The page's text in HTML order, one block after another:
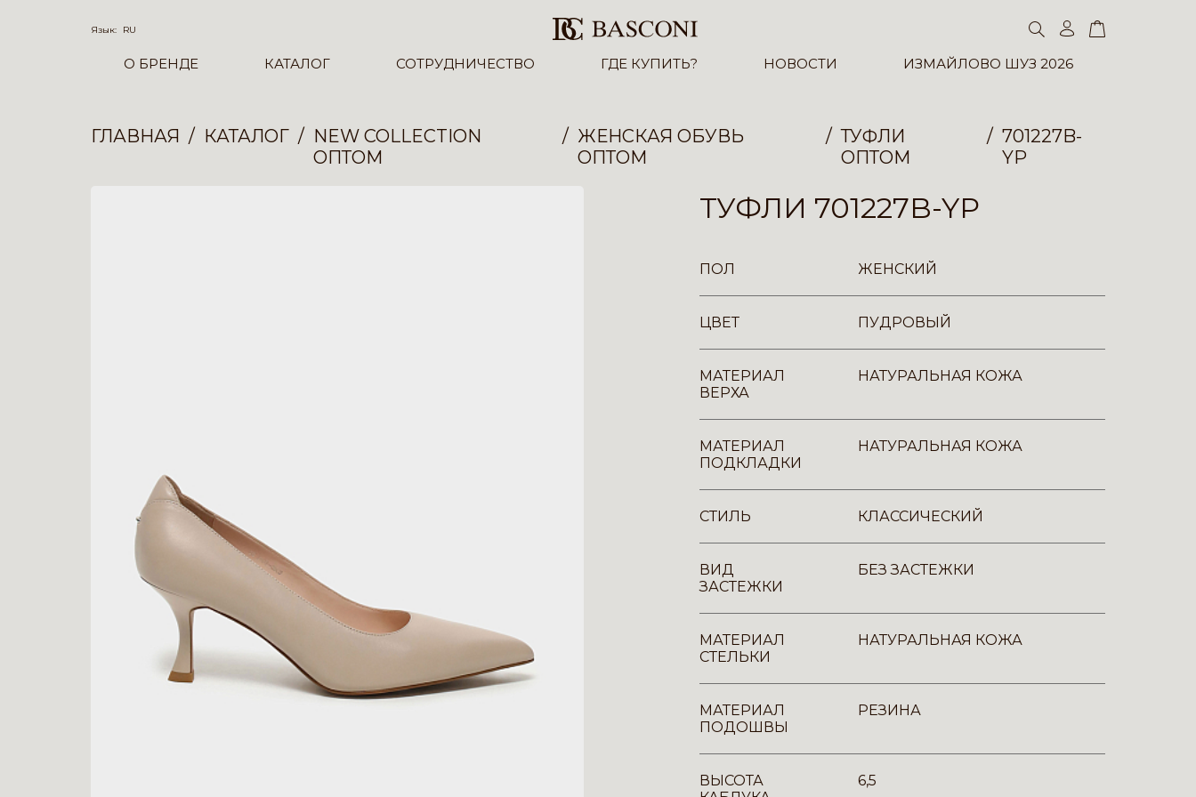
Язык: RU
О БРЕНДЕ КАТАЛОГ СОТРУДНИЧЕСТВО ГДЕ КУПИТЬ? НОВОСТИ ИЗМАЙЛОВО ШУЗ 2026
ГЛАВНАЯ КАТАЛОГ
NEW COLLECTION
ОПТОМ
ЖЕНСКАЯ ОБУВЬ
ОПТОМ
ТУФЛИ
ОПТОМ
701227B-
YP
ТУФЛИ 701227B-YP
ПОЛ ЖЕНСКИЙ
ЦВЕТ ПУДРОВЫЙ
МАТЕРИАЛ
ВЕРХА
НАТУРАЛЬНАЯ КОЖА
МАТЕРИАЛ
ПОДКЛАДКИ
НАТУРАЛЬНАЯ КОЖА
СТИЛЬ КЛАССИЧЕСКИЙ
ВИД
ЗАСТЕЖКИ
БЕЗ ЗАСТЕЖКИ
МАТЕРИАЛ
СТЕЛЬКИ
НАТУРАЛЬНАЯ КОЖА
МАТЕРИАЛ
ПОДОШВЫ
РЕЗИНА
ВЫСОТА
6,5